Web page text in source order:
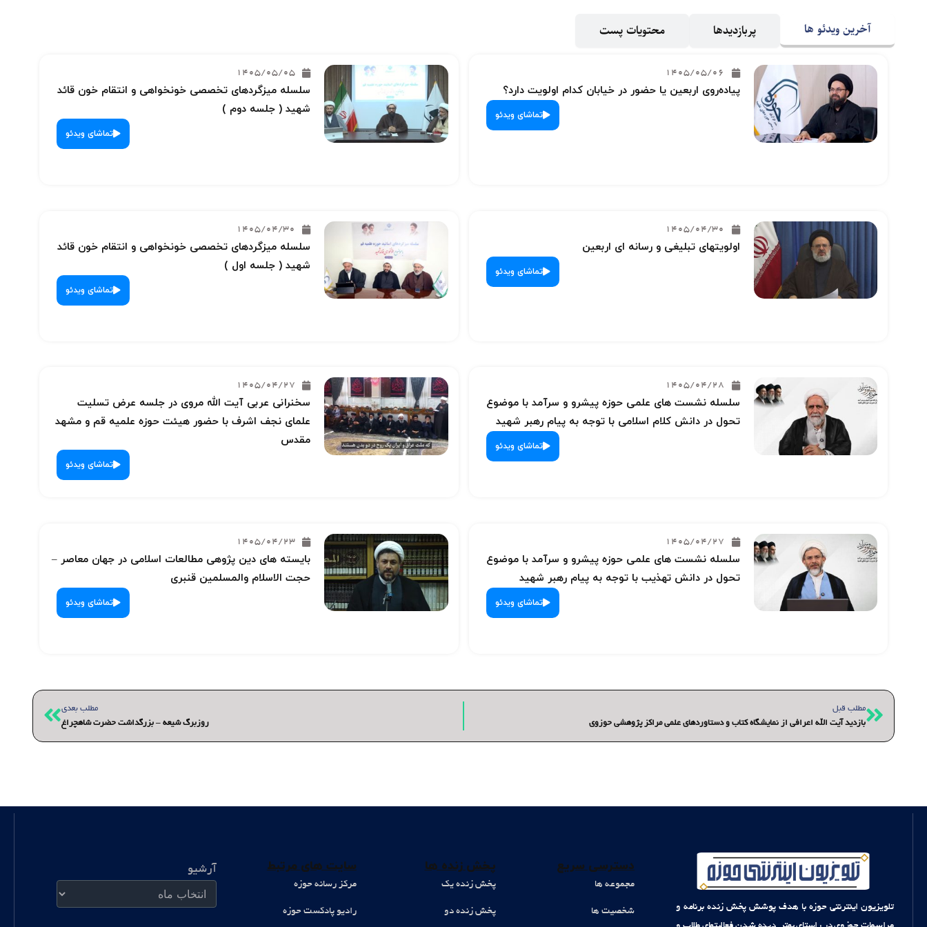
آخرین ویدئو ها پربازدیدها محتویات پست
1405/05/06
پیاده‌روی اربعین یا حضور در خیابان کدام اولویت دارد؟
تماشای ویدئو
1405/05/05
سلسله میزگردهای تخصصی خونخواهی و انتقام خون قائد
شهید ( جلسه دوم )
تماشای ویدئو
1405/04/30
اولویتهای تبلیغی و رسانه ای اربعین
تماشای ویدئو
1405/04/30
سلسله میزگردهای تخصصی خونخواهی و انتقام خون قائد
شهید ( جلسه اول )
تماشای ویدئو
1405/04/28
سلسله نشست های علمی حوزه پیشرو و سرآمد با موضوع
تحول در دانش کلام اسلامی با توجه به پیام رهبر شهید
تماشای ویدئو
1405/04/27
سخنرانی عربی آیت الله مروی در جلسه عرض تسلیت
علمای نجف اشرف با حضور هیئت حوزه علمیه قم و مشهد
مقدس
تماشای ویدئو
1405/04/27
سلسله نشست های علمی حوزه پیشرو و سرآمد با موضوع
تحول در دانش تهذیب با توجه به پیام رهبر شهید
تماشای ویدئو
1405/04/23
بایسته های دین پژوهی مطالعات اسلامی در جهان معاصر –
حجت الاسلام والمسلمین قنبری
تماشای ویدئو
قبلیمطلب قبل
بازدید آیت الله اعرافی از نمایشگاه کتاب و دستاوردهای علمی مراکز پژوهشی حوزوی
مطلب بعدی
روزبرگ شیعه – بزرگداشت حضرت شاهچراغ
بعدی
تلویزیون اینترنتی حوزه با هدف پوشش پخش زنده برنامه و
دسترسی سریع
مجموعه ها
شخصیت ها
پخش زنده ها
پخش زنده یک
پخش زنده دو
سایت های مرتبط
مرکز رسانه حوزه
رادیو پادکست حوزه
آرشیو
آرشیو